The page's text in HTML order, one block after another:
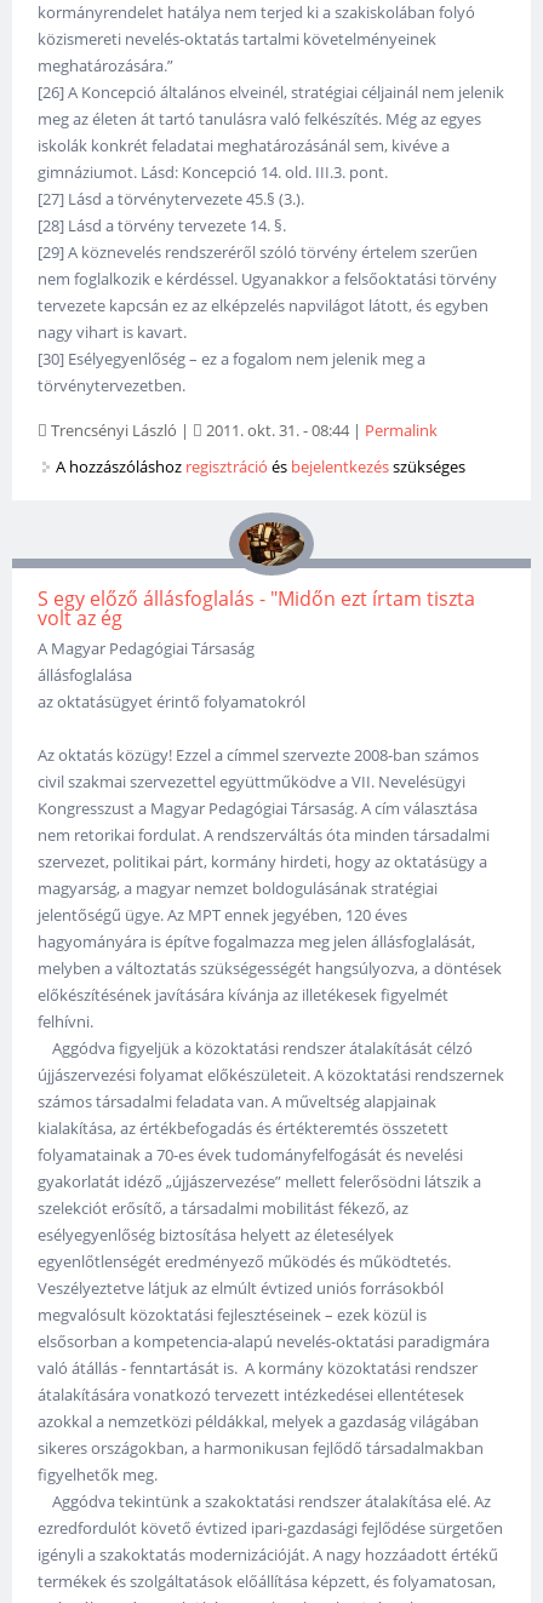
kormányrendelet hatálya nem terjed ki a szakiskolában folyó
közismereti nevelés-oktatás tartalmi követelményeinek
meghatározására.”
[26] A Koncepció általános elveinél, stratégiai céljainál nem jelenik
meg az életen át tartó tanulásra való felkészítés. Még az egyes
iskolák konkrét feladatai meghatározásánál sem, kivéve a
gimnáziumot. Lásd: Koncepció 14. old. III.3. pont.
[27] Lásd a törvénytervezete 45.§ (3.).
[28] Lásd a törvény tervezete 14. §.
[29] A köznevelés rendszeréről szóló törvény értelem szerűen
nem foglalkozik e kérdéssel. Ugyanakkor a felsőoktatási törvény
tervezete kapcsán ez az elképzelés napvilágot látott, és egyben
nagy vihart is kavart.
[30] Esélyegyenlőség – ez a fogalom nem jelenik meg a
törvénytervezetben.
Trencsényi László | 2011. okt. 31. - 08:44| Permalink
A hozzászóláshoz regisztráció és bejelentkezésszükséges
S egy előző állásfoglalás - "Midőn ezt írtam tiszta
volt az ég
A Magyar Pedagógiai Társaság
állásfoglalása
az oktatásügyet érintő folyamatokról
Az oktatás közügy! Ezzel a címmel szervezte 2008-ban számos
civil szakmai szervezettel együttműködve a VII. Nevelésügyi
Kongresszust a Magyar Pedagógiai Társaság. A cím választása
nem retorikai fordulat. A rendszerváltás óta minden társadalmi
szervezet, politikai párt, kormány hirdeti, hogy az oktatásügy a
magyarság, a magyar nemzet boldogulásának stratégiai
jelentőségű ügye. Az MPT ennek jegyében, 120 éves
hagyományára is építve fogalmazza meg jelen állásfoglalását,
melyben a változtatás szükségességét hangsúlyozva, a döntések
előkészítésének javítására kívánja az illetékesek figyelmét
felhívni.
Aggódva figyeljük a közoktatási rendszer átalakítását célzó
újjászervezési folyamat előkészületeit. A közoktatási rendszernek
számos társadalmi feladata van. A műveltség alapjainak
kialakítása, az értékbefogadás és értékteremtés összetett
folyamatainak a 70-es évek tudományfelfogását és nevelési
gyakorlatát idéző „újjászervezése” mellett felerősödni látszik a
szelekciót erősítő, a társadalmi mobilitást fékező, az
esélyegyenlőség biztosítása helyett az életesélyek
egyenlőtlenségét eredményező működés és működtetés.
Veszélyeztetve látjuk az elmúlt évtized uniós forrásokból
megvalósult közoktatási fejlesztéseinek – ezek közül is
elsősorban a kompetencia-alapú nevelés-oktatási paradigmára
való átállás - fenntartását is. A kormány közoktatási rendszer
átalakítására vonatkozó tervezett intézkedései ellentétesek
azokkal a nemzetközi példákkal, melyek a gazdaság világában
sikeres országokban, a harmonikusan fejlődő társadalmakban
figyelhetők meg.
Aggódva tekintünk a szakoktatási rendszer átalakítása elé. Az
ezredfordulót követő évtized ipari-gazdasági fejlődése sürgetően
igényli a szakoktatás modernizációját. A nagy hozzáadott értékű
termékek és szolgáltatások előállítása képzett, és folyamatosan,